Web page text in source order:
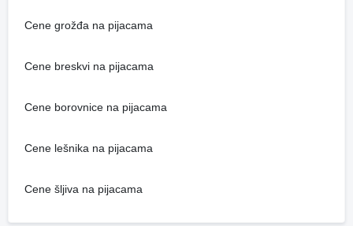
Cene grožđa na pijacama
Cene breskvi na pijacama
Cene borovnice na pijacama
Cene lešnika na pijacama
Cene šljiva na pijacama